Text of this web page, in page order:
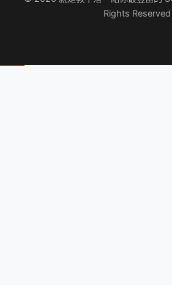
Rights Reserved